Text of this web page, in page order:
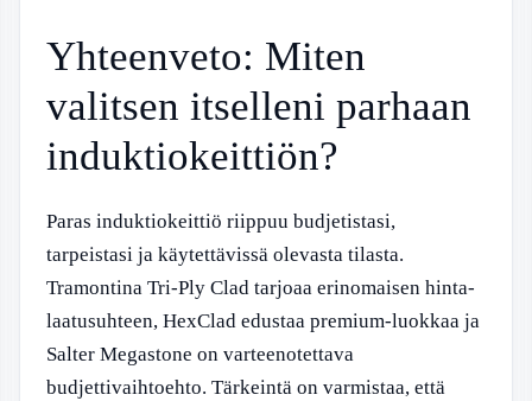
Yhteenveto: Miten
valitsen itselleni parhaan
induktiokeittiön?
Paras induktiokeittiö riippuu budjetistasi,
tarpeistasi ja käytettävissä olevasta tilasta.
Tramontina Tri-Ply Clad tarjoaa erinomaisen hinta-
laatusuhteen, HexClad edustaa premium-luokkaa ja
Salter Megastone on varteenotettava
budjettivaihtoehto. Tärkeintä on varmistaa, että